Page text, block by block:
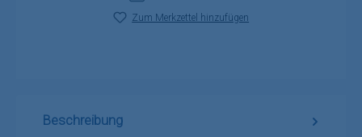
Zum Merkzettel hinzufügen
Beschreibung